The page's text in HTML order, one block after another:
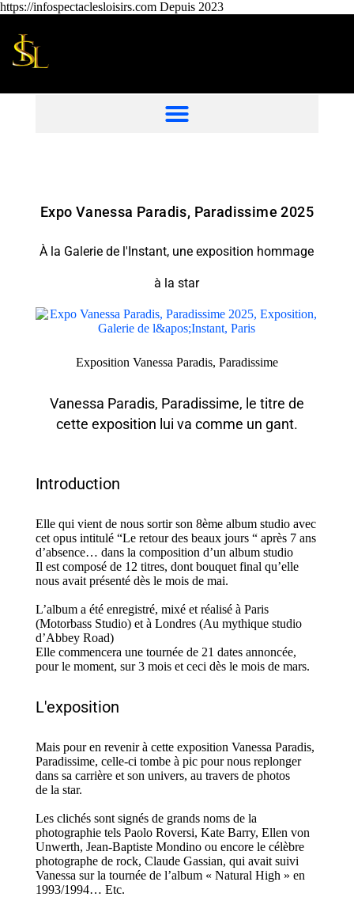
https://infospectaclesloisirs.com Depuis 2023
Expo Vanessa Paradis, Paradissime 2025
À la Galerie de l'Instant, une exposition hommage
à la star
Exposition Vanessa Paradis, Paradissime
Vanessa Paradis, Paradissime, le titre de
cette exposition lui va comme un gant.
Introduction
Elle qui vient de nous sortir son 8ème album studio avec
cet opus intitulé “Le retour des beaux jours “ après 7 ans
d’absence… dans la composition d’un album studio
Il est composé de 12 titres, dont bouquet final qu’elle
nous avait présenté dès le mois de mai.
L’album a été enregistré, mixé et réalisé à Paris
(Motorbass Studio) et à Londres (Au mythique studio
d’Abbey Road)
Elle commencera une tournée de 21 dates annoncée,
pour le moment, sur 3 mois et ceci dès le mois de mars.
L'exposition
Mais pour en revenir à cette exposition Vanessa Paradis,
Paradissime, celle-ci tombe à pic pour nous replonger
dans sa carrière et son univers, au travers de photos
de la star.
Les clichéssont signés de grands noms de la
photographie tels Paolo Roversi, Kate Barry, Ellen von
Unwerth, Jean-Baptiste Mondino ou encore le célèbre
photographe de rock, Claude Gassian, qui avait suivi
Vanessa sur la tournée de l’album « Natural High » en
1993/1994… Etc.